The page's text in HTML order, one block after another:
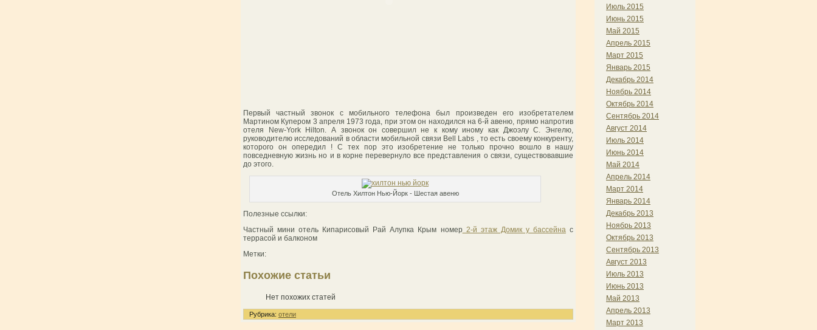
Первый частный звонок с мобильного телефона был произведен его изобретателем
Мартином Купером 3 апреля 1973 года, при этом он находился на 6-й авеню, прямо напротив
отеля New-York Hilton. А звонок он совершил не к кому иному как Джоэлу С. Энгелю,
руководителю исследований в области мобильной связи Bell Labs , то есть своему конкуренту,
которого он опередил ! С тех пор это изобретение не только прочно вошло в нашу
повседневную жизнь но и в корне перевернуло все представления о связи, существовавшие
до этого.
Отель Хилтон Нью-Йорк - Шестая авеню
Полезные ссылки:
Частный мини отель Кипарисовый Рай Алупка Крым номер2-й этаж Домик у бассейна с
террасой и балконом
Метки:
Похожие статьи
Нет похожих статей
Рубрика: отели
Июль 2015
Июнь 2015
Май 2015
Апрель 2015
Март 2015
Январь 2015
Декабрь 2014
Ноябрь 2014
Октябрь 2014
Сентябрь 2014
Август 2014
Июль 2014
Июнь 2014
Май 2014
Апрель 2014
Март 2014
Январь 2014
Декабрь 2013
Ноябрь 2013
Октябрь 2013
Сентябрь 2013
Август 2013
Июль 2013
Июнь 2013
Май 2013
Апрель 2013
Март 2013